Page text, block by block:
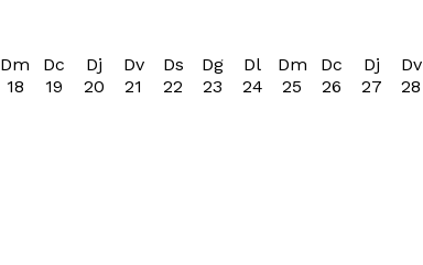
Dm
18
Dc
19
Dj
20
Dv
21
Ds
22
Dg
23
Dl
24
Dm
25
Dc
26
Dj
27
Dv
28